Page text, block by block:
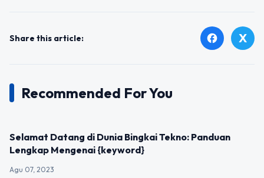
Share this article: facebook X
Recommended For You
Selamat Datang di Dunia Bingkai Tekno: Panduan
Lengkap Mengenai {keyword}
Agu 07, 2023